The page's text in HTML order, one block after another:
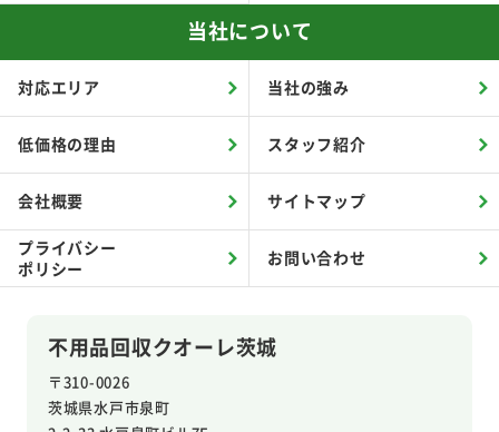
不用品回収クオーレ茨城
〒310-0026
茨城県水戸市泉町
当社について
対応エリア 当社の強み
低価格の理由 スタッフ紹介
会社概要 サイトマップ
プライバシー
ポリシー
お問い合わせ